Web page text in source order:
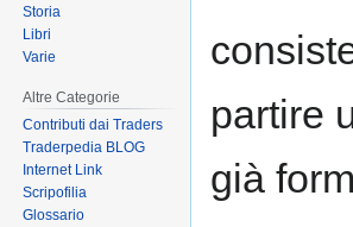
partire
già
Storia
Libri
Varie
Altre Categorie
Contributi dai Traders
Traderpedia BLOG
Internet Link
Scripofilia
Glossario